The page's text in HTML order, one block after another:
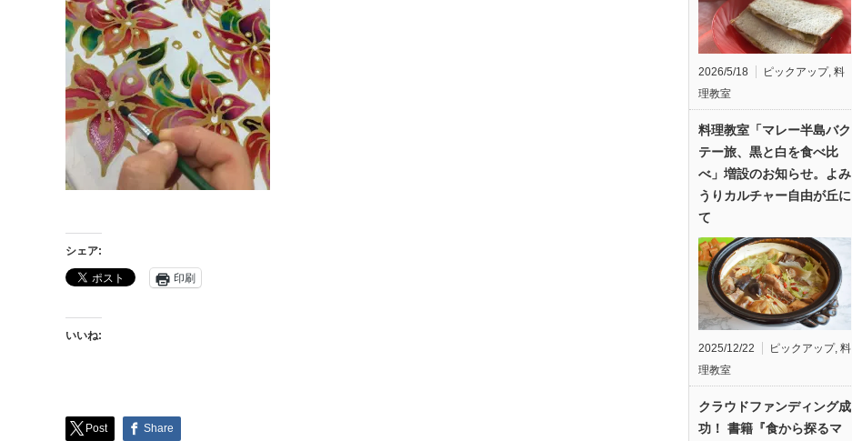
シェア:
印刷
いいね:
Post Share
2026/5/18 ピックアップ, 料
理教室
料理教室「マレー半島バク
テー旅、黒と白を食べ比
べ」増設のお知らせ。よみ
うりカルチャー自由が丘に
て
2025/12/22 ピックアップ, 料
理教室
クラウドファンディング成
功！ 書籍『食から探るマ